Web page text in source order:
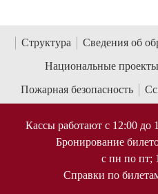
Структура
Сведения об
Национальные
Пожарная безопасность
Кассы работают с 12:00 до
Бронирование
с пн по пт;
Справки по